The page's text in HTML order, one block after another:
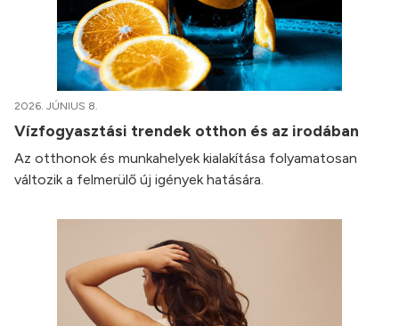
2026. JÚNIUS 8.
Vízfogyasztási trendek otthon és az irodában
Az otthonok és munkahelyek kialakítása folyamatosan
változik a felmerülő új igények hatására.